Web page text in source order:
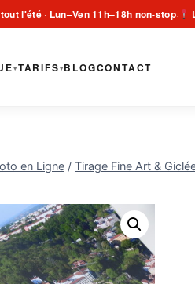
l'été · Lun–Ven 11h–18h non-stop·
▾TARIFS▾BLOGCONTACT
en Ligne / Tirage Fine Art &